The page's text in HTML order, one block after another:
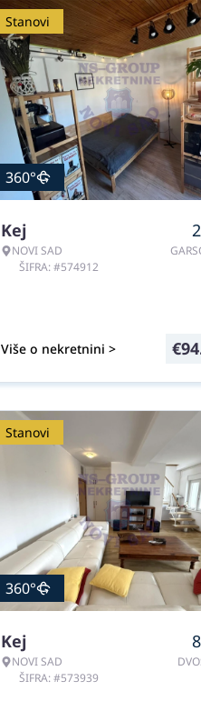
Stanovi
360°
Kej
NOVI SAD
ŠIFRA: #574912
Više o nekretnini > €
Stanovi
360°
Kej
NOVI SAD
ŠIFRA: #573939